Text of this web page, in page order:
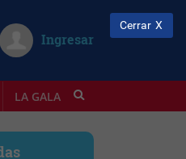
Ingresar
LA GALA INFOSTYLE
Cerrar